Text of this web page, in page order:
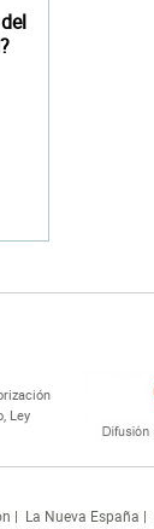
Ley
| La Nueva España |